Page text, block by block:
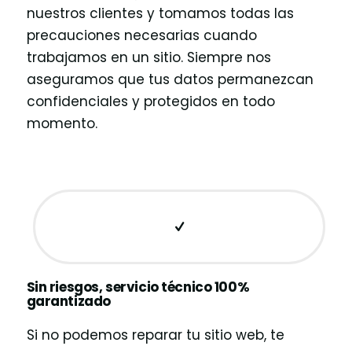
nuestros clientes y tomamos todas las
precauciones necesarias cuando
trabajamos en un sitio. Siempre nos
aseguramos que tus datos permanezcan
confidenciales y protegidos en todo
momento.
Sin riesgos, servicio técnico 100%
garantizado
Si no podemos reparar tu sitio web, te